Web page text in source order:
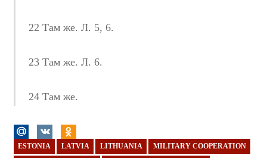
22 Там же. Л. 5, 6.
23 Там же. Л. 6.
24 Там же.
ESTONIA LATVIA LITHUANIA MILITARY COOPERATION